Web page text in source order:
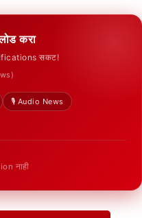
करा
सकट!
🎙️ Audio News
नाही